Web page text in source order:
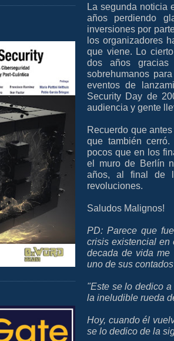
La segunda noticia
años perdiendo
inversiones por
los organizadores
que viene. Lo
dos años
sobrehumanos
eventos de
Security Day de
audiencia y gente
Recuerdo que
que también
pocos que en los
el muro de Berlín
años, al final de
revoluciones.
Saludos Malignos!
PD: Parece que
crisis existencial
decada de vida
uno de sus
"Este se lo dedico
la ineludible rueda
Hoy, cuando él
se lo dedico de la